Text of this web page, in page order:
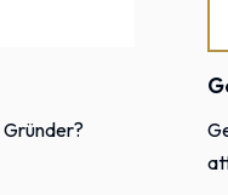
Gründer?